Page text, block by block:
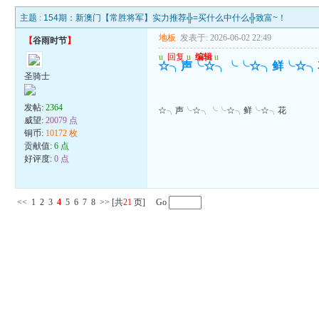
主题 : 154期：新澳门【常胜将军】实力推荐╬=买什么中什么╬致富~！
【谷雨时节】
圣骑士
发帖:2364
威望:20079 点
铜币: 10172 枚
贡献值:6 点
好评度:0 点
地板 发表于: 2026-06-02 22:49
u 回复 u 编辑 u
☆╮声╰☆╮╰╰☆╮鲜╰☆╮
☆╮声╰☆╮╰╰☆╮鲜╰☆╮花
<< 1 2 3 4 5 6 7 8 >> [共21 页] Go